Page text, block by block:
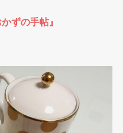
ずの手帖』